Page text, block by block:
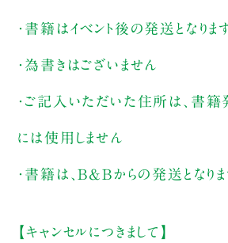
・書籍はイベント後の発送となりま
・為書きはございません
・ご記入いただいた住所は、書
には使用しません
・書籍は、B&Bからの発送となりま
【キャンセルにつきまして】